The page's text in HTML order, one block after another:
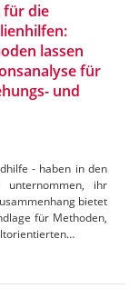
für die
lassen
für
und
- haben in den
unternommen, ihr
bietet
für Methoden,